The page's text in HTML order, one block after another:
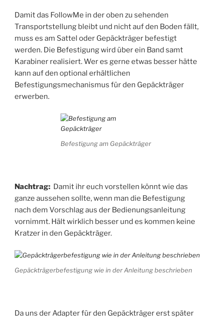
Damit das FollowMe in der oben zu sehenden
Transportstellung bleibt und nicht auf den Boden fällt,
muss es am Sattel oder Gepäckträger befestigt
werden. Die Befestigung wird über ein Band samt
Karabiner realisiert. Wer es gerne etwas besser hätte
kann auf den optional erhältlichen
Befestigungsmechanismus für den Gepäckträger
erwerben.
Befestigung am Gepäckträger
Nachtrag: Damit ihr euch vorstellen könnt wie das
ganze aussehen sollte, wenn man die Befestigung
nach dem Vorschlag aus der Bedienungsanleitung
vornimmt. Hält wirklich besser und es kommen keine
Kratzer in den Gepäckträger.
Gepäckträgerbefestigung wie in der Anleitung beschrieben
Da uns der Adapter für den Gepäckträger erst später